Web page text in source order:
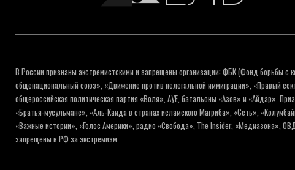
В России признаны экстремистскими и запрещены организации: ФБК (Фонд борьбы с
общенациональный союз», «Движение против нелегальной иммиграции», «Правый
общероссийская политическая партия «Воля», АУЕ, батальоны «Азов» и «Айдар».
«Братья-мусульмане», «Аль-Каида в странах исламского Магриба», «Сеть»,
«Важные истории», «Голос Америки», радио «Свобода», The Insider, «Медиазона»,
запрещены в РФ за экстремизм.